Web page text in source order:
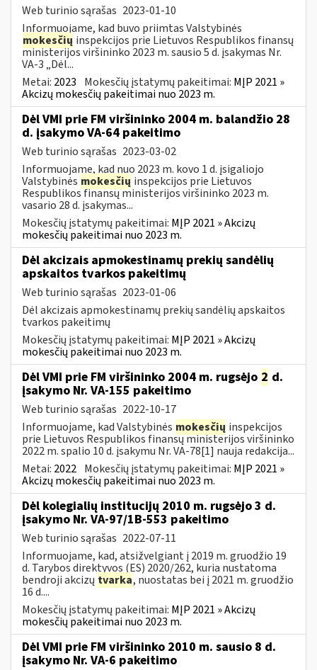
Web turinio sąrašas 2023-01-10
Informuojame, kad buvo priimtas Valstybinės
mokesčių inspekcijos prie Lietuvos Respublikos finansų
ministerijos viršininko 2023 m. sausio 5 d. įsakymas Nr.
VA-3 „Dėl...
Metai: 2023 Mokesčių įstatymų pakeitimai: MĮP 2021 »
Akcizų mokesčių pakeitimai nuo 2023 m.
Dėl VMI prie FM viršininko 2004 m. balandžio 28
d. įsakymo VA-64 pakeitimo
Web turinio sąrašas 2023-03-02
Informuojame, kad nuo 2023 m. kovo 1 d. įsigaliojo
Valstybinės mokesčių inspekcijos prie Lietuvos
Respublikos finansų ministerijos viršininko 2023 m.
vasario 28 d. įsakymas...
Mokesčių įstatymų pakeitimai: MĮP 2021 » Akcizų
mokesčių pakeitimai nuo 2023 m.
Dėl akcizais apmokestinamų prekių sandėlių
apskaitos tvarkos pakeitimų
Web turinio sąrašas 2023-01-06
Dėl akcizais apmokestinamų prekių sandėlių apskaitos
tvarkos pakeitimų
Mokesčių įstatymų pakeitimai: MĮP 2021 » Akcizų
mokesčių pakeitimai nuo 2023 m.
Dėl VMI prie FM viršininko 2004 m. rugsėjo 2 d.
įsakymo Nr. VA-155 pakeitimo
Web turinio sąrašas 2022-10-17
Informuojame, kad Valstybinės mokesčių inspekcijos
prie Lietuvos Respublikos finansų ministerijos viršininko
2022 m. spalio 10 d. įsakymu Nr. VA-78[1] nauja redakcija...
Metai: 2022 Mokesčių įstatymų pakeitimai: MĮP 2021 »
Akcizų mokesčių pakeitimai nuo 2023 m.
Dėl kolegialių institucijų 2010 m. rugsėjo 3 d.
įsakymo Nr. VA-97/1B-553 pakeitimo
Web turinio sąrašas 2022-07-11
Informuojame, kad, atsižvelgiant į 2019 m. gruodžio 19
d. Tarybos direktyvos (ES) 2020/262, kuria nustatoma
bendroji akcizų tvarka, nuostatas bei į 2021 m. gruodžio
16 d....
Mokesčių įstatymų pakeitimai: MĮP 2021 » Akcizų
mokesčių pakeitimai nuo 2023 m.
Dėl VMI prie FM viršininko 2010 m. sausio 8 d.
įsakymo Nr. VA-6 pakeitimo